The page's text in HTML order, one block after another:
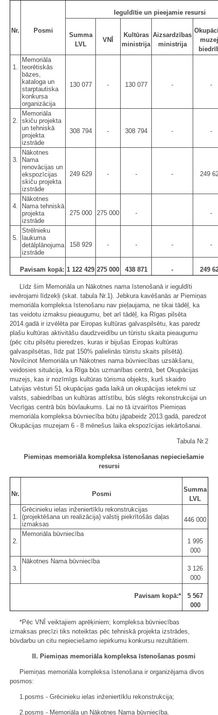
Nr. Posmi
Ieguldītie un pieejamie resursi
Summa
LVL
VNĪ
Kultūras
ministrija
Aizsardzības
ministrija
1.
Memoriāla
teorētiskās
bāzes,
kataloga un
starptautiska
konkursa
organizācija
130 077 - 130 077 - -
2.
Memoriāla
skiču projekta
un tehniskā
projekta
izstrāde
308 794 - 308 794 - -
3.
Nākotnes
Nama
renovācijas un
ekspozīcijas
skiču projekta
izstrāde
249 629 - - - 249
4.
Nākotnes
Nama tehniskā
projekta
izstrāde
275 000 275 000 - -
5.
Strēlnieku
laukuma
detālplānojuma
izstrāde
158 929 - - - -
Pavisam kopā: 1 122 429 275 000 438 871 - 249
Līdz šim Memoriāla un Nākotnes nama īstenošanā ir ieguldīti
ievērojami līdzekļi (skat. tabula Nr.1). Jebkura kavēšanās ar Piemiņas
memoriāla kompleksa īstenošanu nav pieļaujama, ne tikai tādēļ, ka
tas veidotu izmaksu pieaugumu, bet arī tādēļ, ka Rīgas pilsēta
2014.gadā ir izvēlēta par Eiropas kultūras galvaspilsētu, kas paredz
plašu kultūras aktivitāšu daudzveidību un tūristu skaita pieaugumu
(pēc citu pilsētu pieredzes, kuras ir bijušas Eiropas kultūras
galvaspilsētas, līdz pat 150% palielinās tūristu skaits pilsētā).
Novilcinot Memoriāla un Nākotnes nama būvniecības uzsākšanu,
veidosies situācija, ka Rīga būs uzmanības centrā, bet Okupācijas
muzejs, kas ir nozīmīgs kultūras tūrisma objekts, kurš skaidro
Latvijas vēsturi 51 okupācijas gada laikā un okupācijas ietekmi uz
valsts, sabiedrības un kultūras attīstību, būs slēgts rekonstrukcijai un
Vecrīgas centrā būs būvlaukums. Lai no tā izvairītos Piemiņas
memoriāla kompleksa būvniecība būtu jāpabeidz 2013.gadā, paredzot
Okupācijas muzejam 6 - 8 mēnešus laika ekspozīcijas iekārtošanai.
Tabula Nr.2
Piemiņas memoriāla kompleksa īstenošanas nepieciešamie
resursi
Nr. Posmi
Summa
LVL
1.
Grēcinieku ielas inženiertīklu rekonstrukcijas
(projektēšana un realizācija) valstij piekrītošās daļas
izmaksas
446 000
2.
Memoriāla būvniecība
1 995
000
3.
Nākotnes Nama būvniecība
3 126
000
Pavisam kopā:*
5 567
000
*Pēc VNĪ veiktajiem aprēķiniem; kompleksa būvniecības
izmaksas precīzi tiks noteiktas pēc tehniskā projekta izstrādes,
būvdarbu un citu nepieciešamo iepirkumu konkursu rezultātiem.
II. Piemiņas memoriāla kompleksa īstenošanas posmi
Piemiņas memoriāla kompleksa īstenošana ir organizējama divos
posmos:
1.posms - Grēcinieku ielas inženiertīklu rekonstrukcija;
2.posms - Memoriāla un Nākotnes Nama būvniecība.